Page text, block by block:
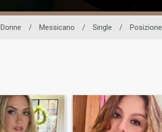
Donne / Messicano / Single / Posizione